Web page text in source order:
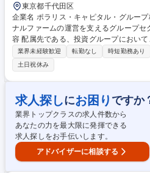
東京都千代田区
企業名 ポラリス・キャピタル・グループ株式会社 求人名 プ
ナルファームの運営を支えるグループセクレ
容 配属先である、投資グループにおい
等、グループ全体の秘書的な業務を含め
します。 【詳細】投資グループのアシスタント業務全般をお任せいたしま
す。会議スケジュールの調整、資料準備
当いただくほか、適正に応じて投資案
定められた書類作成などもご担当いただ
先回りの対応を行っていただき、配属先
いただくことを期待するポジションです。 募集職種 プロフェッショナ
ファームの運営を支えるグループセクレ
業界未経験歓迎 転勤なし 時短勤務あり
土日祝休み
求人探しにお困り ですか
業界トップクラスの求人件数から
あなたの力を最大限に発揮できる
求人探しをお手伝いします。
アドバイザーに相談する